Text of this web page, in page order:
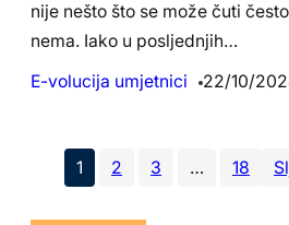
nije nešto što se može čuti
nema. Iako u posljednjih…
E-volucija umjetnici
22/10/
1 2 3 … 18